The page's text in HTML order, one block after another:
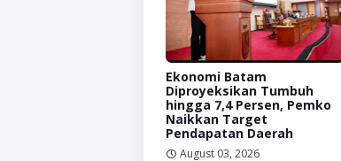
Ekonomi Batam
Diproyeksikan Tumbuh
hingga 7,4 Persen, Pemko
Naikkan Target
Pendapatan Daerah
August 03, 2026